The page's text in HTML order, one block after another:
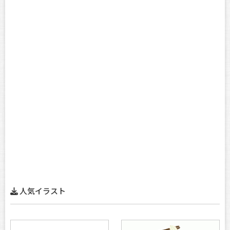
人気イラスト